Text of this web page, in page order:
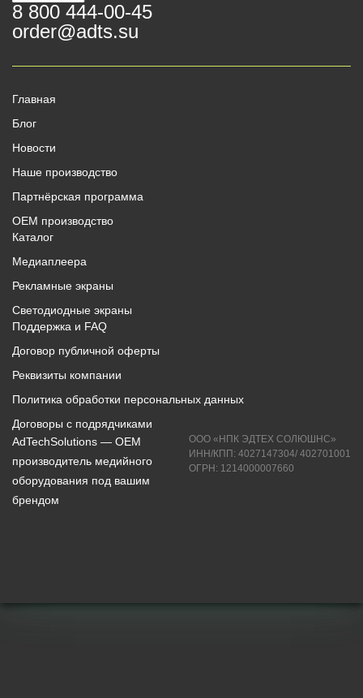
8 800 444-00-45
order@adts.su
AdTechSolutions — ОЕМ
производитель медийного
оборудования под вашим
брендом
ООО «НПК ЭДТЕХ СОЛЮШНС»
ИНН/КПП: 4027147304/ 402701001
ОГРН: 1214000007660
Главная
Блог
Новости
Наше производство
Партнёрская программа
OEM производство
Каталог
Медиаплеера
Рекламные экраны
Светодиодные экраны
Поддержка и FAQ
Договор публичной оферты
Реквизиты компании
Политика обработки персональных данных
Договоры с подрядчиками